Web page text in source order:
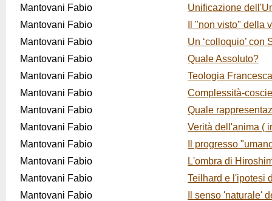
Mantovani Fabio
Unificazione
Mantovani Fabio
Il "non visto" della
Mantovani Fabio
Un ‘colloquio’ con
Mantovani Fabio
Quale Assoluto?
Mantovani Fabio
Teologia
Mantovani Fabio
Complessità-
Mantovani Fabio
Quale
Mantovani Fabio
Verità dell'anima (
Mantovani Fabio
Il progresso
Mantovani Fabio
L'ombra di
Mantovani Fabio
Teilhard e l'ipotesi
Mantovani Fabio
Il senso 'naturale'